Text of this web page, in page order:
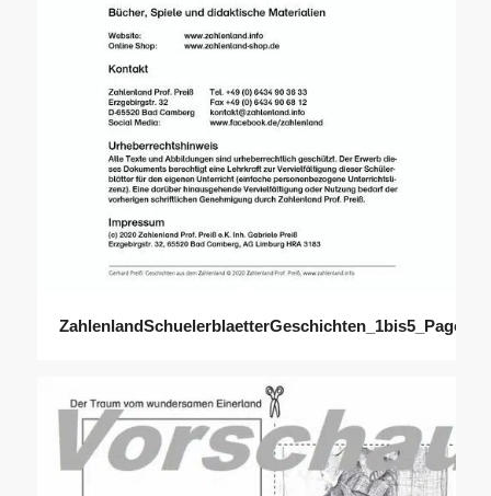
ZahlenlandSchuelerblaetterGeschichten_1bis5_Page_02